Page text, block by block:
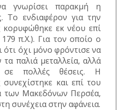
γνωρίσει παρακμή η
Το ενδιαφέρον για την
κορυφώθηκε εκ νέου επί
π.Χ.). Για τον οποίο ο
ότι όχι μόνο φρόντισε να
παλιά μεταλλεία, αλλά
πολλές θέσεις. Η
και επί του
των Μακεδόνων Περσέα,
συνέχεια στην αφάνεια.